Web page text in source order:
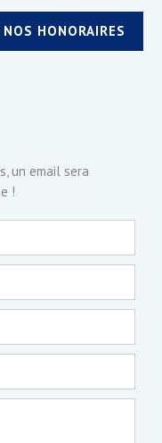
HONORAIRES
un email sera
!